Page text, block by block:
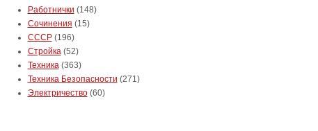
Работнички (148)
Сочинения (15)
СССР(196)
Стройка(52)
Техника(363)
Техника Безопасности (271)
Электричество(60)